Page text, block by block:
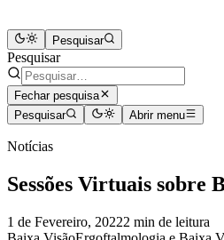
Pesquisar
Pesquisar
Fechar pesquisa
Pesquisar
Abrir menu
Notícias
Sessões Virtuais sobre
1 de Fevereiro, 20222 min de leitura